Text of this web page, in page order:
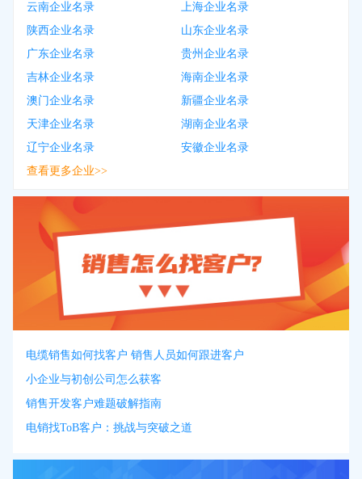
云南企业名录
上海企业名录
陕西企业名录
山东企业名录
广东企业名录
贵州企业名录
吉林企业名录
海南企业名录
澳门企业名录
新疆企业名录
天津企业名录
湖南企业名录
辽宁企业名录
安徽企业名录
查看更多企业>>
电缆销售如何找客户 销售人员如何跟进客户
小企业与初创公司怎么获客
销售开发客户难题破解指南
电销找ToB客户：挑战与突破之道